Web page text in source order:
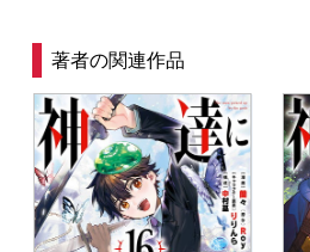
著者の関連作品